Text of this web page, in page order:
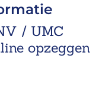
/ UMC
opzeggen